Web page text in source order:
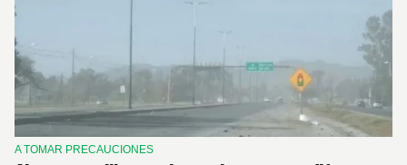
A TOMAR PRECAUCIONES